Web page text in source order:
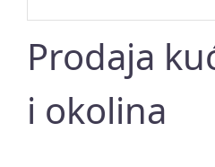
Prodaja
i okolina